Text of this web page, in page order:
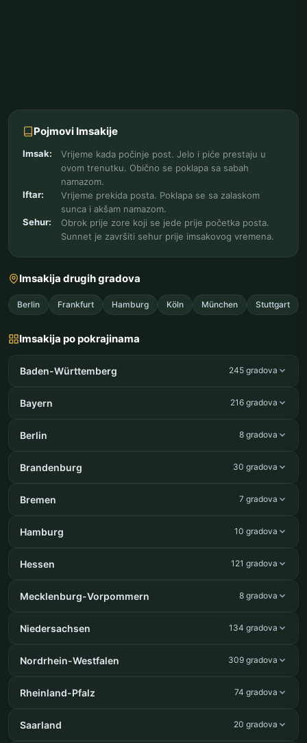
Pojmovi Imsakije
Imsak:
Vrijeme kada počinje post. Jelo i piće prestaju u
ovom trenutku. Obično se poklapa sa sabah
namazom.
Iftar:
Vrijeme prekida posta. Poklapa se sa zalaskom
sunca i akšam namazom.
Sehur:
Obrok prije zore koji se jede prije početka posta.
Sunnet je završiti sehur prije imsakovog vremena.
Imsakija drugih gradova
Berlin Frankfurt Hamburg Köln München Stuttgart
Imsakija po pokrajinama
Baden-Württemberg 245 gradova
Bayern 216 gradova
Berlin 8 gradova
Brandenburg 30 gradova
Bremen 7 gradova
Hamburg 10 gradova
Hessen 121 gradova
Mecklenburg-Vorpommern 8 gradova
Niedersachsen 134 gradova
Nordrhein-Westfalen 309 gradova
Rheinland-Pfalz 74 gradova
Saarland 20 gradova